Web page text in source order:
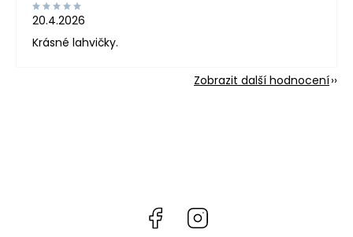
20.4.2026
Krásné lahvičky.
Zobrazit další hodnocení
Facebook